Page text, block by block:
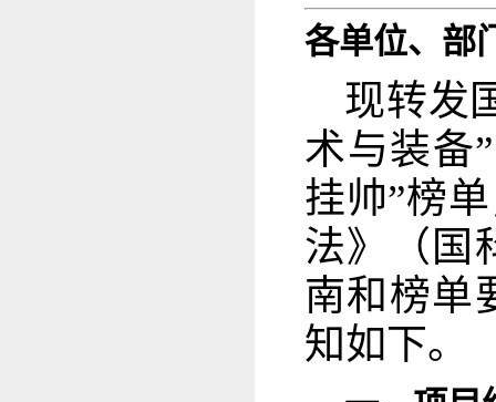
各单位、部
现转发
术与装备
挂帅”榜
法》（国
南和榜单
知如下。